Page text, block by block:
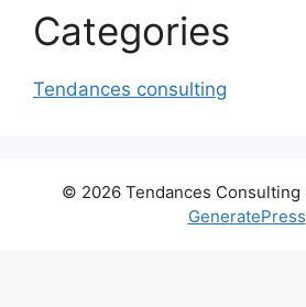
Categories
Tendances consulting
© 2026 Tendances Consulting
GeneratePress